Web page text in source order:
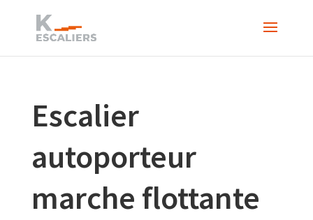
Escalier
autoporteur
marche flottante